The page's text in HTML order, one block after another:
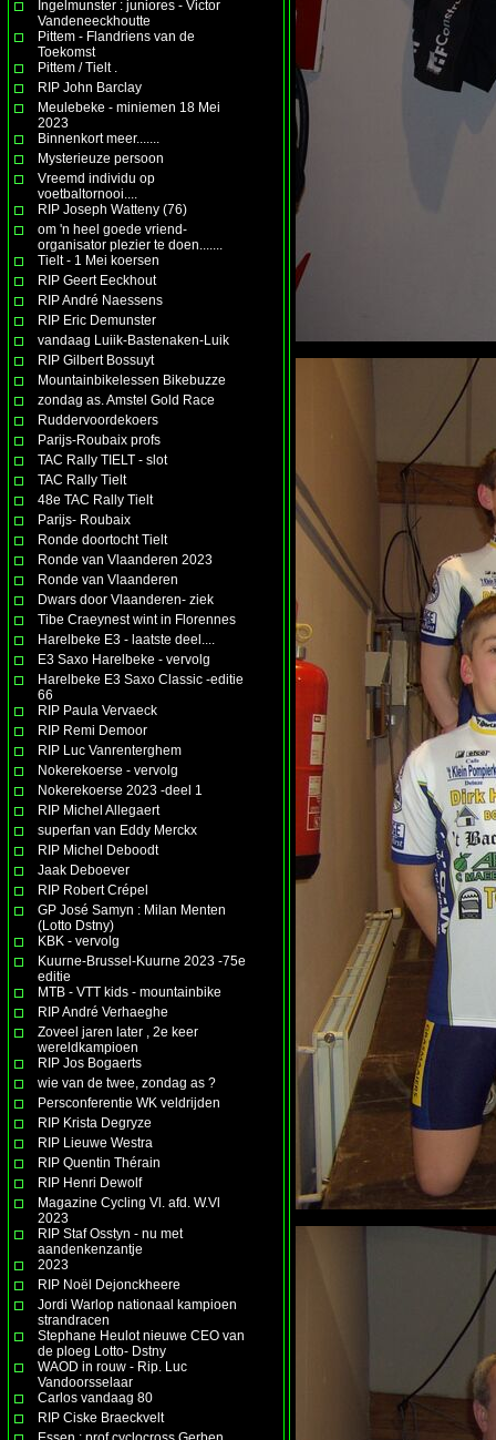
Ingelmunster : juniores - Victor
Vandeneeckhoutte
Pittem - Flandriens van de
Toekomst
Pittem / Tielt .
RIP John Barclay
Meulebeke - miniemen 18 Mei
2023
Binnenkort meer.......
Mysterieuze persoon
Vreemd individu op
voetbaltornooi....
RIP Joseph Watteny (76)
om 'n heel goede vriend-
organisator plezier te doen.......
Tielt - 1 Mei koersen
RIP Geert Eeckhout
RIP André Naessens
RIP Eric Demunster
vandaag Luiik-Bastenaken-Luik
RIP Gilbert Bossuyt
Mountainbikelessen Bikebuzze
zondag as. Amstel Gold Race
Ruddervoordekoers
Parijs-Roubaix profs
TAC Rally TIELT - slot
TAC Rally Tielt
48e TAC Rally Tielt
Parijs- Roubaix
Ronde doortocht Tielt
Ronde van Vlaanderen 2023
Ronde van Vlaanderen
Dwars door Vlaanderen- ziek
Tibe Craeynest wint in Florennes
Harelbeke E3 - laatste deel....
E3 Saxo Harelbeke - vervolg
Harelbeke E3 Saxo Classic -editie
66
RIP Paula Vervaeck
RIP Remi Demoor
RIP Luc Vanrenterghem
Nokerekoerse - vervolg
Nokerekoerse 2023 -deel 1
RIP Michel Allegaert
superfan van Eddy Merckx
RIP Michel Deboodt
Jaak Deboever
RIP Robert Crépel
GP José Samyn : Milan Menten
(Lotto Dstny)
KBK - vervolg
Kuurne-Brussel-Kuurne 2023 -75e
editie
MTB - VTT kids - mountainbike
RIP André Verhaeghe
Zoveel jaren later , 2e keer
wereldkampioen
RIP Jos Bogaerts
wie van de twee, zondag as ?
Persconferentie WK veldrijden
RIP Krista Degryze
RIP Lieuwe Westra
RIP Quentin Thérain
RIP Henri Dewolf
Magazine Cycling Vl. afd. W.Vl
2023
RIP Staf Osstyn - nu met
aandenkenzantje
2023
RIP Noël Dejonckheere
Jordi Warlop nationaal kampioen
strandracen
Stephane Heulot nieuwe CEO van
de ploeg Lotto- Dstny
WAOD in rouw - Rip. Luc
Vandoorsselaar
Carlos vandaag 80
RIP Ciske Braeckvelt